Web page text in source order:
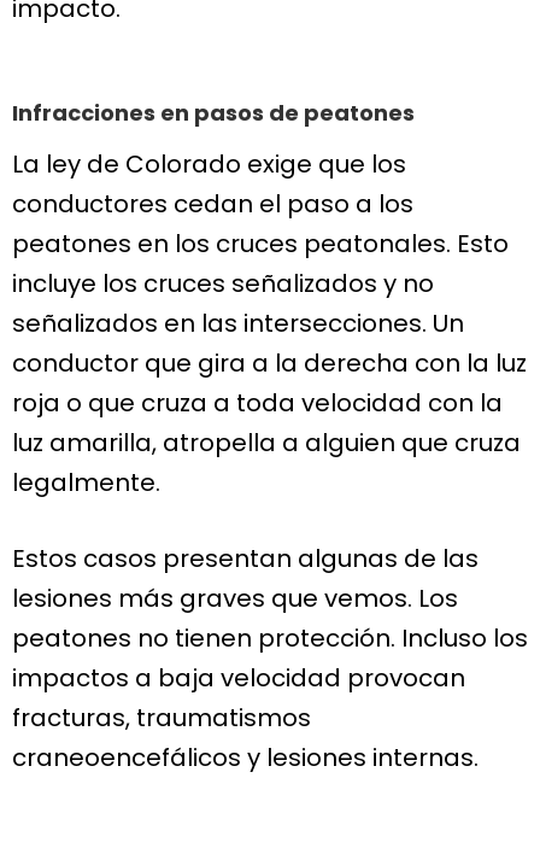
impacto.
Infracciones en pasos de peatones
La ley de Colorado exige que los
conductores cedan el paso a los
peatones en los cruces peatonales. Esto
incluye los cruces señalizados y no
señalizados en las intersecciones. Un
conductor que gira a la derecha con la luz
roja o que cruza a toda velocidad con la
luz amarilla, atropella a alguien que cruza
legalmente.
Estos casos presentan algunas de las
lesiones más graves que vemos. Los
peatones no tienen protección. Incluso los
impactos a baja velocidad provocan
fracturas, traumatismos
craneoencefálicos y lesiones internas.